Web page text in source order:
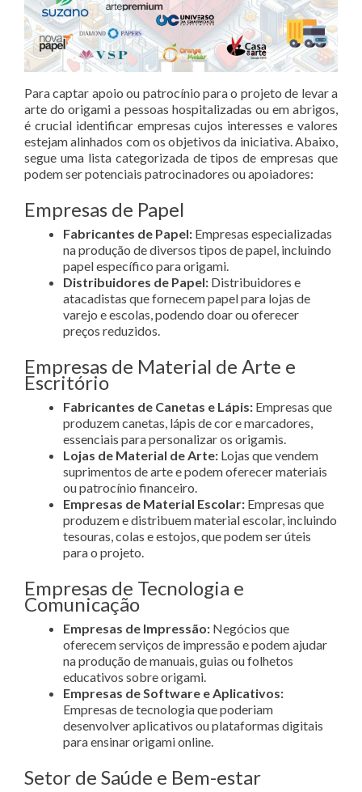
Para captar apoio ou patrocínio para o projeto de levar a
arte do origami a pessoas hospitalizadas ou em abrigos,
é crucial identificar empresas cujos interesses e valores
estejam alinhados com os objetivos da iniciativa. Abaixo,
segue uma lista categorizada de tipos de empresas que
podem ser potenciais patrocinadores ou apoiadores:
Empresas de Papel
Fabricantes de Papel: Empresas especializadas
na produção de diversos tipos de papel, incluindo
papel específico para origami.
Distribuidores de Papel: Distribuidores e
atacadistas que fornecem papel para lojas de
varejo e escolas, podendo doar ou oferecer
preços reduzidos.
Empresas de Material de Arte e
Escritório
Fabricantes de Canetas e Lápis: Empresas que
produzem canetas, lápis de cor e marcadores,
essenciais para personalizar os origamis.
Lojas de Material de Arte: Lojas que vendem
suprimentos de arte e podem oferecer materiais
ou patrocínio financeiro.
Empresas de Material Escolar: Empresas que
produzem e distribuem material escolar, incluindo
tesouras, colas e estojos, que podem ser úteis
para o projeto.
Empresas de Tecnologia e
Comunicação
Empresas de Impressão: Negócios que
oferecem serviços de impressão e podem ajudar
na produção de manuais, guias ou folhetos
educativos sobre origami.
Empresas de Software e Aplicativos:
Empresas de tecnologia que poderiam
desenvolver aplicativos ou plataformas digitais
para ensinar origami online.
Setor de Saúde e Bem-estar